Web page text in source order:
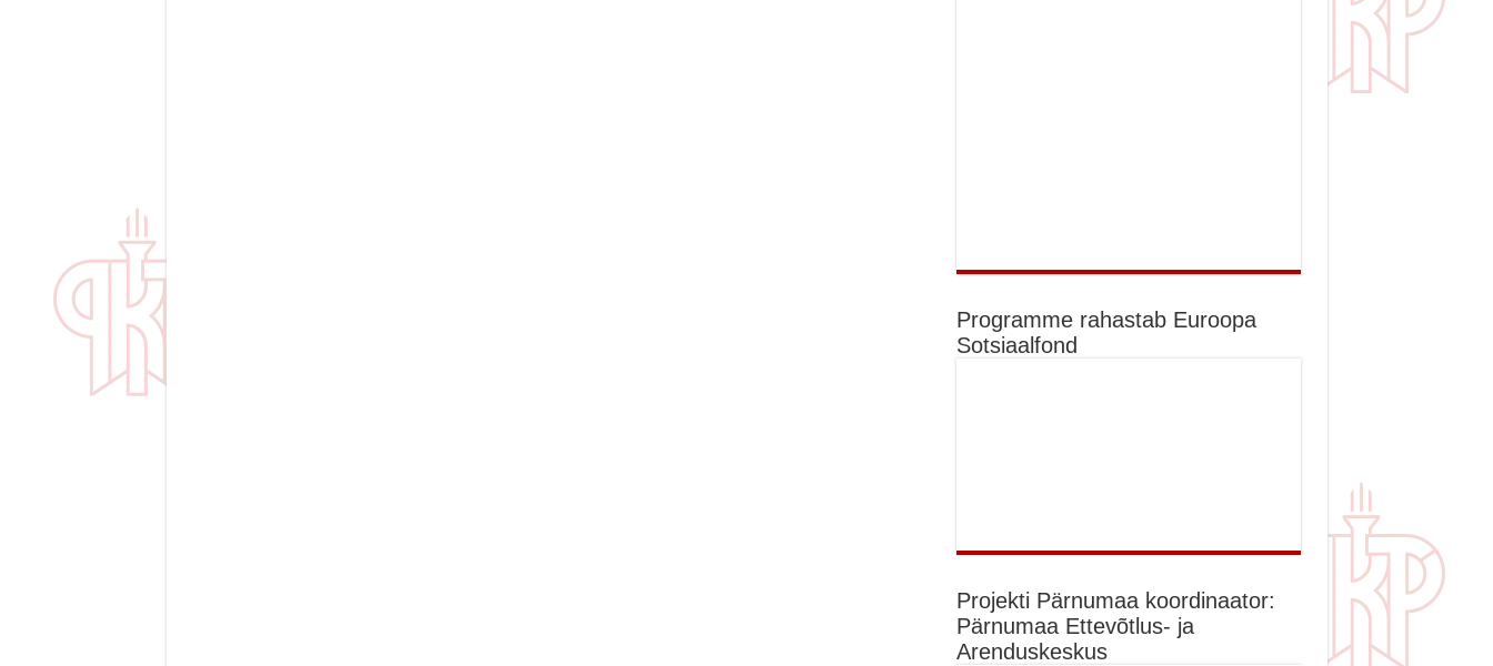
Programme rahastab Euroopa
Sotsiaalfond
Projekti Pärnumaa koordinaator:
Pärnumaa Ettevõtlus- ja
Arenduskeskus